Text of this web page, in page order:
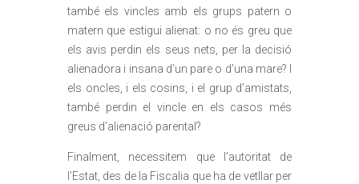
també els vincles amb els grups patern o
matern que estigui alienat: o no és greu que
els avis perdin els seus nets, per la decisió
alienadora i insana d’un pare o d’una mare? I
els oncles, i els cosins, i el grup d’amistats,
també perdin el vincle en els casos més
greus d’alienació parental?
Finalment, necessitem que l’autoritat de
l’Estat, des de la Fiscalia que ha de vetllar per